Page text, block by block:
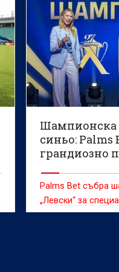
Шампионска
синьо: Palms
грандиозно
Palms Bet събра
„Левски“ за
след